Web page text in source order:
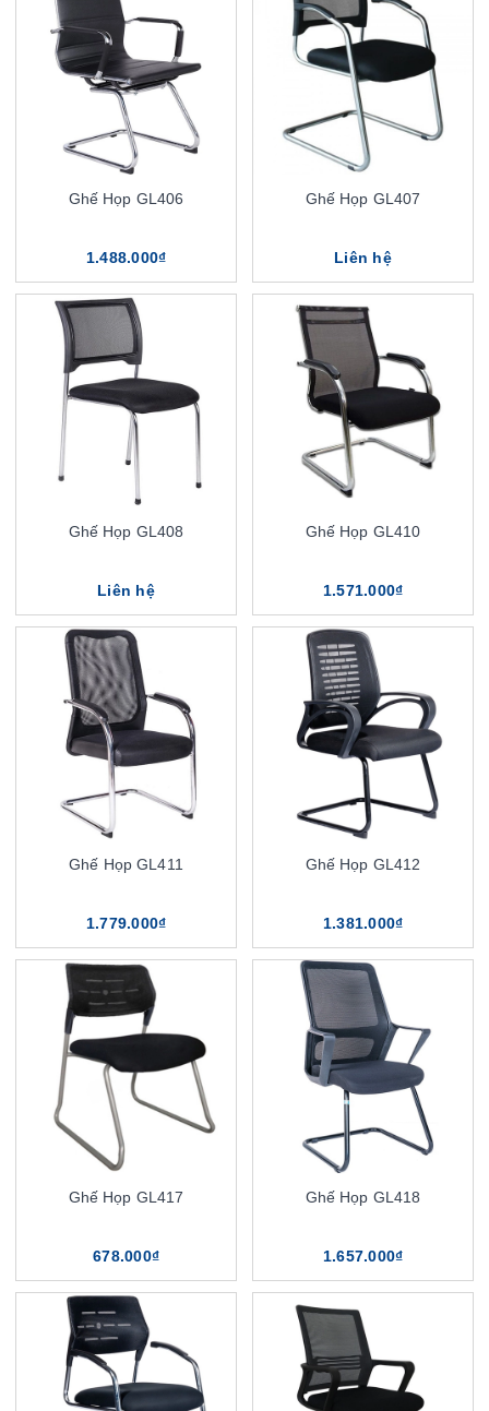
Ghế Họp GL406
1.488.000₫
Ghế Họp GL407
Liên hệ
Ghế Họp GL408
Liên hệ
Ghế Họp GL410
1.571.000₫
Ghế Họp GL411
1.779.000₫
Ghế Họp GL412
1.381.000₫
Ghế Họp GL417
678.000₫
Ghế Họp GL418
1.657.000₫